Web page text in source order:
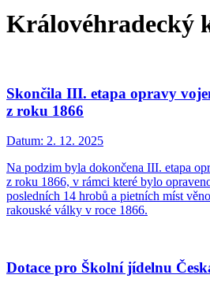
Královéhradecký
Skončila III. etapa opravy
z roku 1866
Datum: 2. 12. 2025
Na podzim byla dokončena III. etapa
z roku 1866, v rámci které bylo
posledních 14 hrobů a pietních míst
rakouské války v roce 1866.
Dotace pro Školní jídelnu